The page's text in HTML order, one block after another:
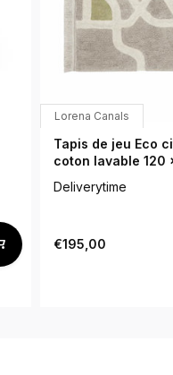
Lorena Canals
Tapis de jeu Eco
coton lavable 120
Deliverytime
€195,00